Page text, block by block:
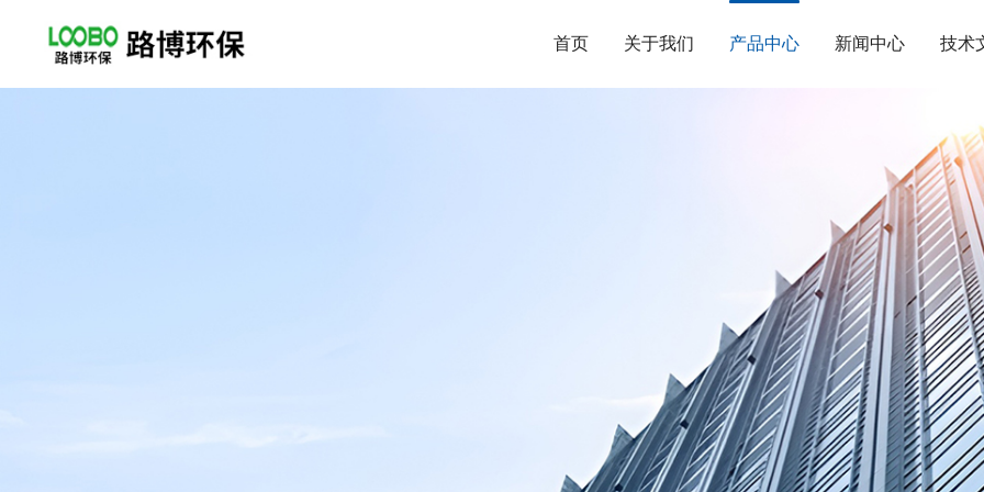
首页 关于我们 产品中心 新闻中心 技术